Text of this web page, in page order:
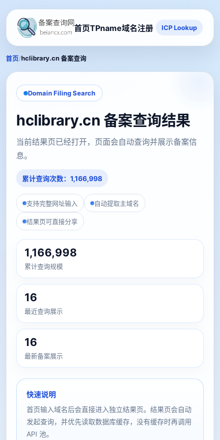
首页TPname域名注册 ICP Lookup
首页/hclibrary.cn 备案查询
Domain Filing Search
hclibrary.cn 备案查询结果
当前结果页已经打开，页面会自动查询并展示备案信
息。
累计查询次数：1,166,998
支持完整网址输入 自动提取主域名
结果页可直接分享
1,166,998
累计查询规模
16
最近查询展示
16
最新备案展示
快速说明
首页输入域名后会直接进入独立结果页。结果页会自动
发起查询，并优先读取数据库缓存，没有缓存时再调用
API 池。